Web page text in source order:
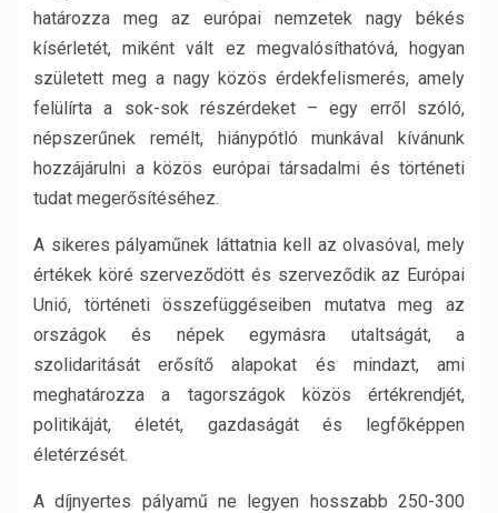
határozza meg az európai nemzetek nagy békés
kísérletét, miként vált ez megvalósíthatóvá, hogyan
született meg a nagy közös érdekfelismerés, amely
felülírta a sok-sok részérdeket – egy erről szóló,
népszerűnek remélt, hiánypótló munkával kívánunk
hozzájárulni a közös európai társadalmi és történeti
tudat megerősítéséhez.
A sikeres pályaműnek láttatnia kell az olvasóval, mely
értékek köré szerveződött és szerveződik az Európai
Unió, történeti összefüggéseiben mutatva meg az
országok és népek egymásra utaltságát, a
szolidaritását erősítő alapokat és mindazt, ami
meghatározza a tagországok közös értékrendjét,
politikáját, életét, gazdaságát és legfőképpen
életérzését.
A díjnyertes pályamű ne legyen hosszabb 250-300